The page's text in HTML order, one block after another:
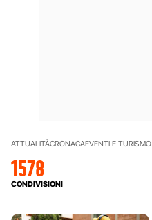
ATTUALITÀCRONACAEVENTI E TURISMO
1578
CONDIVISIONI